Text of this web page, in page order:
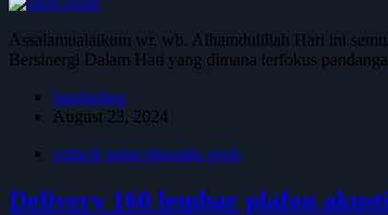
Assalamualaikum wr. wb. Alhamdulillah Hari ini
Bersinergi Dalam Hati yang dimana terfokus
batubeling
August 23, 2024
cubicle toilet phenolic resin
Delivery 160 lembar plafon